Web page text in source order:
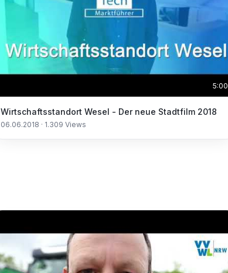
5:00
Wirtschaftsstandort Wesel - Der neue Stadtfilm 2018
06.06.2018 · 1.309 Views